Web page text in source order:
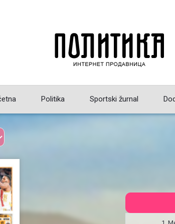
Politika Sportski žurnal